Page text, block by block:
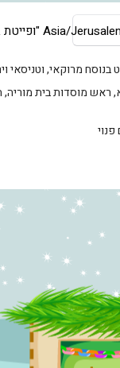
Asia/
בנוסח מרוקאי,
מוסדות בית מוריה,